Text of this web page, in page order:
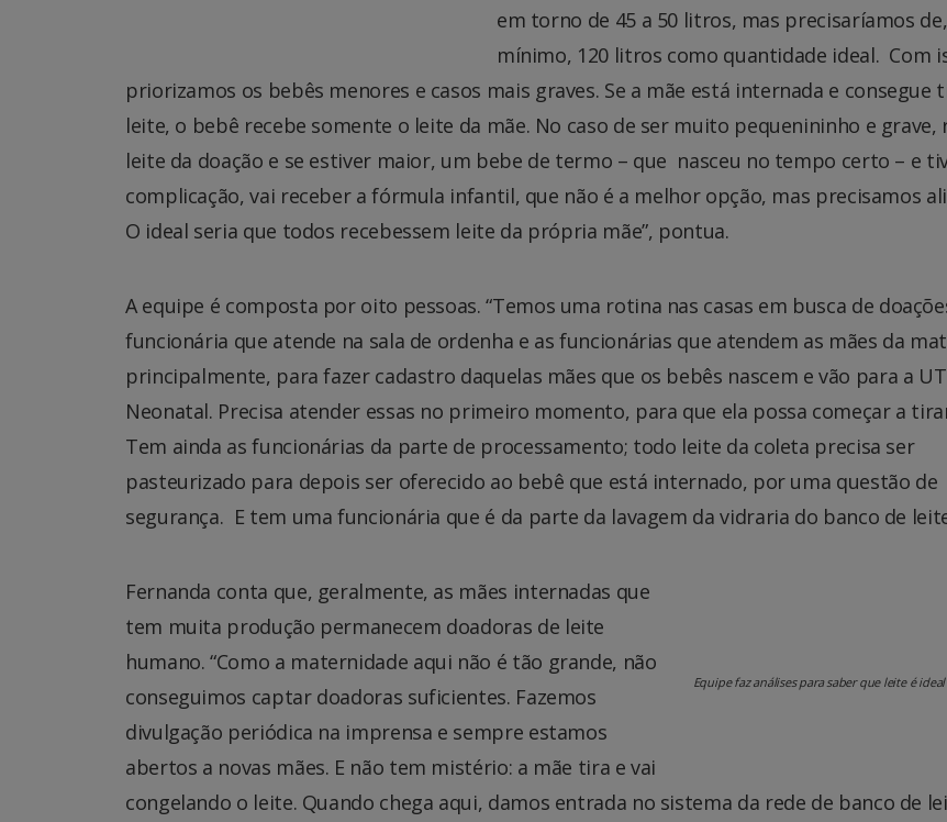
em torno de 45 a 50 litros, mas precisaríamos
mínimo, 120 litros como quantidade ideal. Com
priorizamos os bebês menores e casos mais graves. Se a mãe está internada e consegue
leite, o bebê recebe somente o leite da mãe. No caso de ser muito pequenininho e grave,
leite da doação e se estiver maior, um bebe de termo – que nasceu no tempo certo – e
complicação, vai receber a fórmula infantil, que não é a melhor opção, mas precisamos
O ideal seria que todos recebessem leite da própria mãe”, pontua.
A equipe é composta por oito pessoas. “Temos uma rotina nas casas em busca de
funcionária que atende na sala de ordenha e as funcionárias que atendem as mães da
principalmente, para fazer cadastro daquelas mães que os bebês nascem e vão para a
Neonatal. Precisa atender essas no primeiro momento, para que ela possa começar a
Tem ainda as funcionárias da parte de processamento; todo leite da coleta precisa ser
pasteurizado para depois ser oferecido ao bebê que está internado, por uma questão de
segurança. E tem uma funcionária que é da parte da lavagem da vidraria do banco de
Equipe faz análises para saber que leite é
Fernanda conta que, geralmente, as mães internadas que
tem muita produção permanecem doadoras de leite
humano. “Como a maternidade aqui não é tão grande, não
conseguimos captar doadoras suficientes. Fazemos
divulgação periódica na imprensa e sempre estamos
abertos a novas mães. E não tem mistério: a mãe tira e vai
congelando o leite. Quando chega aqui, damos entrada no sistema da rede de banco de